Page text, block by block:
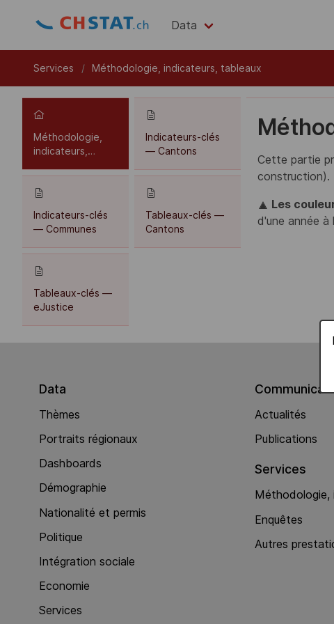
Data
Services Méthodologie, indicateurs, tableaux
Méthodologie,
indicateurs,
Indicateurs-clés
— Cantons
Indicateurs-clés
— Communes
Tableaux-clés —
Cantons
Tableaux-clés —
eJustice
Cette partie
construction).
Les
d'une année
Data
Thèmes
Portraits régionaux
Dashboards
Démographie
Nationalité et permis
Politique
Intégration sociale
Economie
Services
Actualités
Publications
Services
Méthodologie,
Enquêtes
Autres